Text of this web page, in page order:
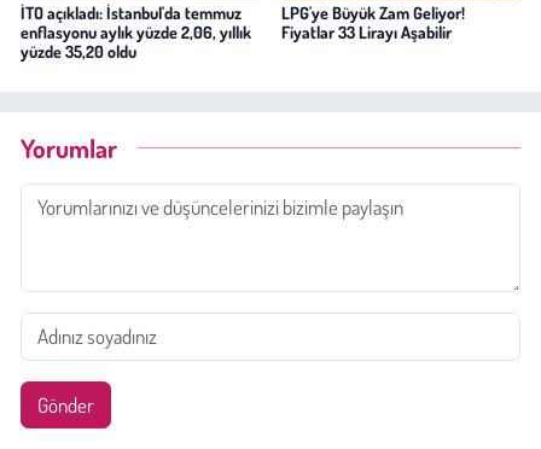
İTO açıkladı: İstanbul'da temmuz
enflasyonu aylık yüzde 2,06, yıllık
yüzde 35,20 oldu
LPG'ye Büyük Zam Geliyor!
Fiyatlar 33 Lirayı Aşabilir
Yorumlar
Gönder